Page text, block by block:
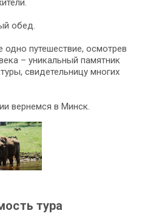
обед.
путешествие, осмотрев
– уникальный памятник
свидетельницу многих
вернемся в Минск.
тура